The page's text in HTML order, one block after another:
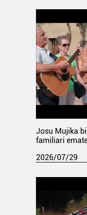
Josu Mujika
familiari
2026/07/29